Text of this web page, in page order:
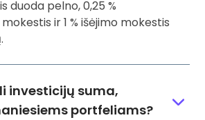
duoda pelno, 0,25 %
ir 1 % išėjimo mokestis
investicijų suma,
portfeliams?